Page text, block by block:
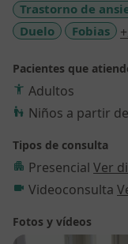
Trastorno de
Duelo
Fobias
Pacientes que
Adultos
Niños a partir
Tipos de consulta
Presencial Ver
Videoconsulta
Fotos y vídeos